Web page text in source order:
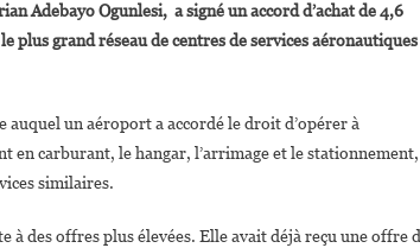
Adebayo Ogunlesi, a signé un accord d’achat de 4,6
grand réseau de centres de services aéronautiques
un aéroport a accordé le droit d’opérer à
en carburant, le hangar, l’arrimage et le stationnement,
similaires.
à des offres plus élevées. Elle avait déjà reçu une offre